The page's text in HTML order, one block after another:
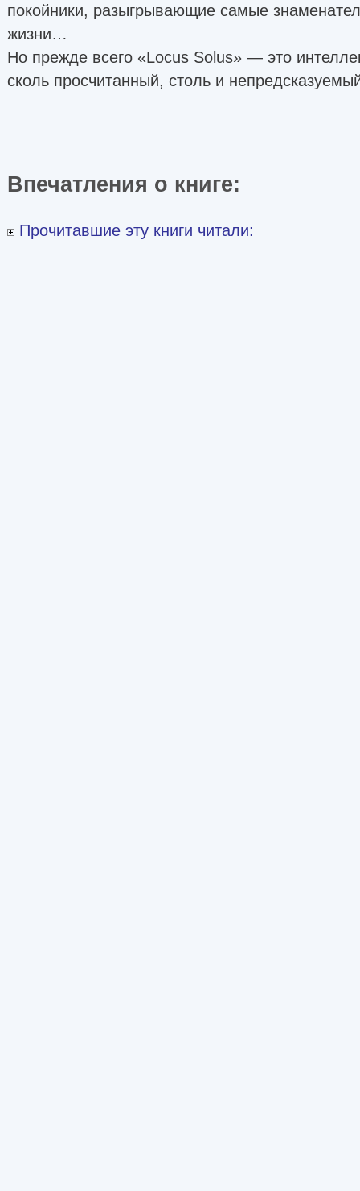
покойники, разыгрывающие самые
жизни…
Но прежде всего «Locus Solus» — это
сколь просчитанный, столь и
Впечатления о книге:
Прочитавшие эту книги читали: